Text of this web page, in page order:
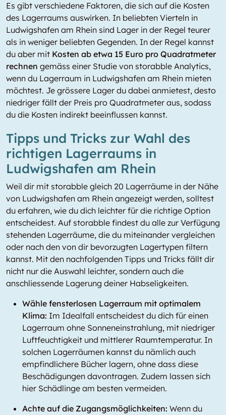
Es gibt verschiedene Faktoren, die sich auf die Kosten
des Lagerraums auswirken. In beliebten Vierteln in
Ludwigshafen am Rhein sind Lager in der Regel teurer
als in weniger beliebten Gegenden. In der Regel kannst
du aber mit Kosten ab etwa 15 Euro pro Quadratmeter
rechnen gemäss einer Studie von storabble Analytics,
wenn du Lagerraum in Ludwigshafen am Rhein mieten
möchtest. Je grössere Lager du dabei anmietest, desto
niedriger fällt der Preis pro Quadratmeter aus, sodass
du die Kosten indirekt beeinflussen kannst.
Tipps und Tricks zur Wahl des
richtigen Lagerraums in
Ludwigshafen am Rhein
Weil dir mit storabble gleich 20 Lagerräume in der Nähe
von Ludwigshafen am Rhein angezeigt werden, solltest
du erfahren, wie du dich leichter für die richtige Option
entscheidest. Auf storabble findest du alle zur Verfügung
stehenden Lagerräume, die du miteinander vergleichen
oder nach den von dir bevorzugten Lagertypen filtern
kannst. Mit den nachfolgenden Tipps und Tricks fällt dir
nicht nur die Auswahl leichter, sondern auch die
anschliessende Lagerung deiner Habseligkeiten.
Wähle fensterlosen Lagerraum mit optimalem
Klima: Im Idealfall entscheidest du dich für einen
Lagerraum ohne Sonneneinstrahlung, mit niedriger
Luftfeuchtigkeit und mittlerer Raumtemperatur. In
solchen Lagerräumen kannst du nämlich auch
empfindlichere Bücher lagern, ohne dass diese
Beschädigungen davontragen. Zudem lassen sich
hier Schädlinge am besten vermeiden.
Achte auf die Zugangsmöglichkeiten: Wenn du